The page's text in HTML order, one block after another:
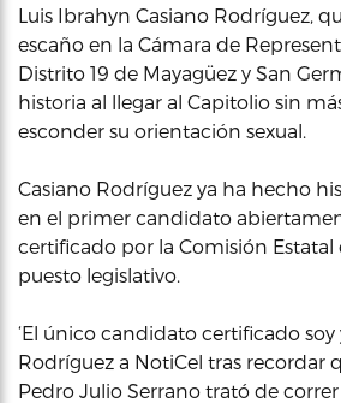
Luis Ibrahyn Casiano Rodríguez,
escaño en la Cámara de
Distrito 19 de Mayagüez y San
historia al llegar al Capitolio sin
esconder su orientación sexual.
Casiano Rodríguez ya ha hecho
en el primer candidato
certificado por la Comisión Estatal
puesto legislativo.
‘El único candidato certificado soy
Rodríguez a NotiCel tras recordar
Pedro Julio Serrano trató de